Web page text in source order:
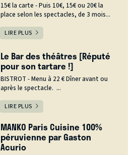
15€ la carte - Puis 10€, 15€ ou 20€ la
place selon les spectacles, de 3 mois...
LIRE PLUS
Le Bar des théâtres [Réputé
pour son tartare !]
BISTROT - Menu à 22 € Dîner avant ou
après le spectacle. ...
LIRE PLUS
MANKO Paris Cuisine 100%
péruvienne par Gaston
Acurio